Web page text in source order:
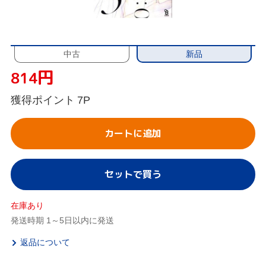
中古 新品
814円
獲得ポイント 7P
カートに追加
セットで買う
在庫あり
発送時期 1～5日以内に発送
返品について